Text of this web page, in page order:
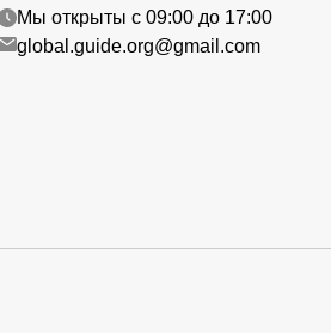
Мы открыты с 09:00 до 17:00
global.guide.org@gmail.com